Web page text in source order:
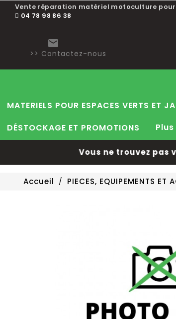
Vente réparation matériel motoculture
04 78 98 86 38

>> Contactez-nous
MATERIELS POUR ESPACES VERTS ET
DÉSTOCKAGE ET PROMOTIONS
Plus
Vous ne trouvez pas
Accueil PIECES, EQUIPEMENTS ET